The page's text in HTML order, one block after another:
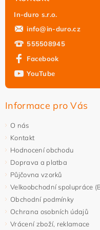
osobních údajů
In-duro s.r.o.
info@in-duro.cz
555508945
Facebook
YouTube
Informace pro Vás
O nás
Kontakt
Hodnocení obchodu
Doprava a platba
Půjčovna vzorků
Velkoobchodní spolupráce
Obchodní podmínky
Ochrana osobních údajů
Vrácení zboží, reklamace